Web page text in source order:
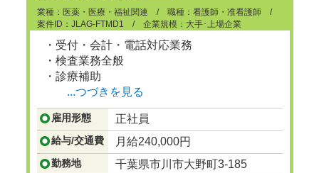
業種：医薬・医療・福祉関連 / 職種：看護師・准看護師 /
案件ID：JLAG-FTMD1 / 企業規模：大手･上場企業
・受付・会計・電話対応業務
・検査業務全般
・診療補助
...つづきを見る
雇用形態 正社員
給与/交通費 月給240,000円
勤務地 千葉県市川市大野町3-185